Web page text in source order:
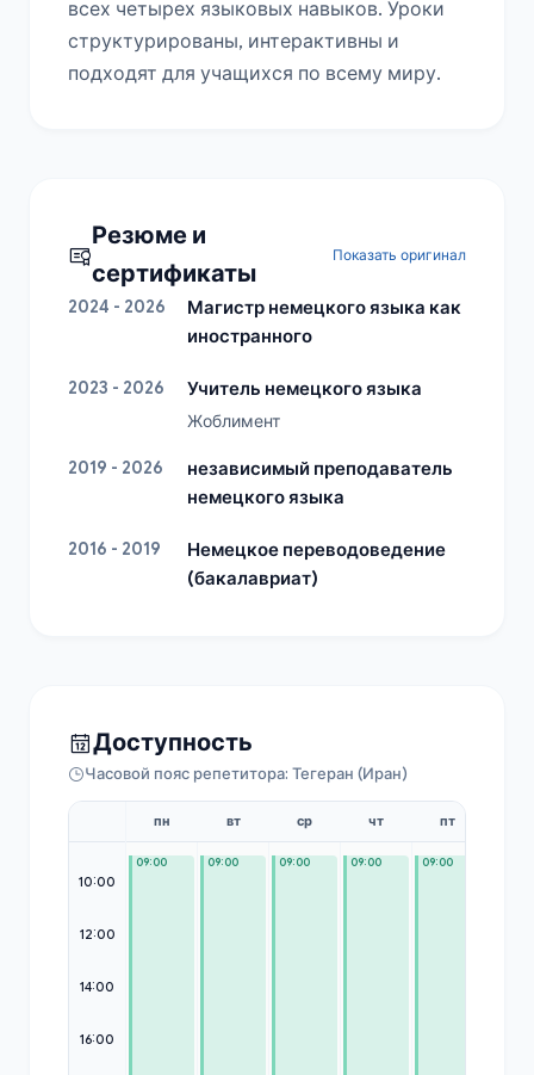
всех четырех языковых навыков. Уроки
структурированы, интерактивны и
подходят для учащихся по всему миру.
Резюме и
сертификаты
Показать оригинал
2024 - 2026
Магистр немецкого языка как
иностранного
2023 - 2026
Учитель немецкого языка
Жоблимент
2019 - 2026
независимый преподаватель
немецкого языка
2016 - 2019
Немецкое переводоведение
(бакалавриат)
Доступность
Часовой пояс репетитора: Тегеран (Иран)
10:00
12:00
14:00
16:00
пн
09:00
вт
09:00
ср
09:00
чт
09:00
пт
09:00